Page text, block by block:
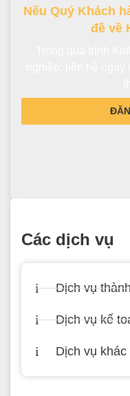
Nếu Quý Khách
đề về
Các dịch vụ
Dịch vụ
Dịch vụ kế
Dịch vụ khác